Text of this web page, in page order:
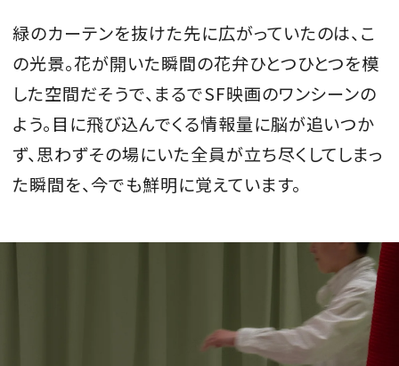
緑のカーテンを抜けた先に広がっていたのは、こ
の光景。花が開いた瞬間の花弁ひとつひとつを模
した空間だそうで、まるでSF映画のワンシーンの
よう。目に飛び込んでくる情報量に脳が追いつか
ず、思わずその場にいた全員が立ち尽くしてしまっ
た瞬間を、今でも鮮明に覚えています。